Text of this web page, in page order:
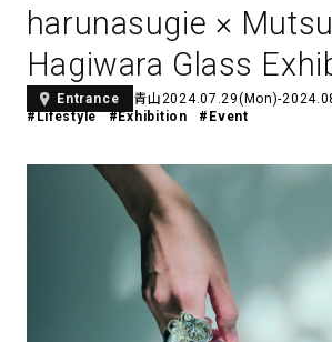
Spiral Market 6
アトレ吉祥寺
KITTE丸の内
⼆⼦⽟川 Dogwood Plaza
横浜赤レンガ倉庫
Spiral Hall
アートプロジェクト・イベント
若手作家の発掘
とした公募展形
バル
スパイラルが推進するエデュケーシ
Spiral
スパイラルが
Spiral Annual Report プレスリリ
コンサルティング 商品開発
アルバイト・その他
harunasugie ×
Hagiwara Glass
Entrance 青山 2024.07.29(Mon)-
#Lifestyle
#Exhibition #Event